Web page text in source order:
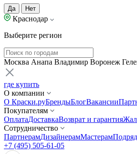
Да Нет
Краснодар
Выберите регион
Москва Анапа Владимир Воронеж
где купить
О компании
О Краски.руБрендыБлогВакансии
Покупателям
ОплатаДоставкаВозврат и гарантия
Сотрудничество
ПартнерамДизайнерамМастерам
+7 (495) 505-61-05